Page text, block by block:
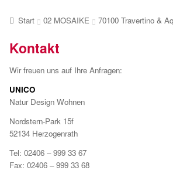
Start 02 MOSAIKE 70100 Travertino &
Kontakt
Wir freuen uns auf Ihre Anfragen:
UNICO
Natur Design Wohnen
Nordstern-Park 15f
52134 Herzogenrath
Tel: 02406 – 999 33 67
Fax: 02406 – 999 33 68